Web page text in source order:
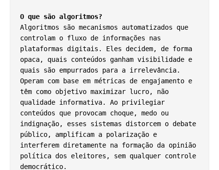
O que são algoritmos?
Algoritmos são mecanismos automatizados que
controlam o fluxo de informações nas
plataformas digitais. Eles decidem, de forma
opaca, quais conteúdos ganham visibilidade e
quais são empurrados para a irrelevância.
Operam com base em métricas de engajamento e
têm como objetivo maximizar lucro, não
qualidade informativa. Ao privilegiar
conteúdos que provocam choque, medo ou
indignação, esses sistemas distorcem o debate
público, amplificam a polarização e
interferem diretamente na formação da opinião
política dos eleitores, sem qualquer controle
democrático.